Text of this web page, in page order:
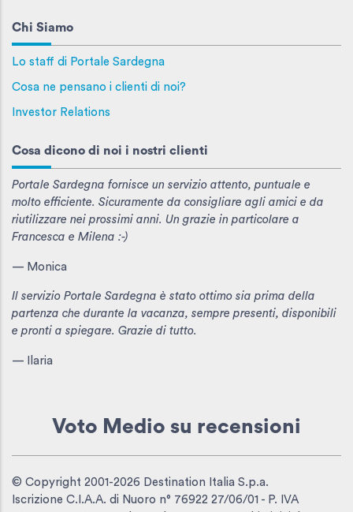
Chi Siamo
Lo staff di Portale Sardegna
Cosa ne pensano i clienti di noi?
Investor Relations
Cosa dicono di noi i nostri clienti
Portale Sardegna fornisce un servizio attento, puntuale e
molto efficiente. Sicuramente da consigliare agli amici e da
riutilizzare nei prossimi anni. Un grazie in particolare a
Francesca e Milena :-)
— Monica
Il servizio Portale Sardegna è stato ottimo sia prima della
partenza che durante la vacanza, sempre presenti, disponibili
e pronti a spiegare. Grazie di tutto.
— Ilaria
Voto Medio su recensioni
© Copyright 2001-2026 Destination Italia S.p.a.
Iscrizione C.I.A.A. di Nuoro n° 76922 27/06/01 - P. IVA